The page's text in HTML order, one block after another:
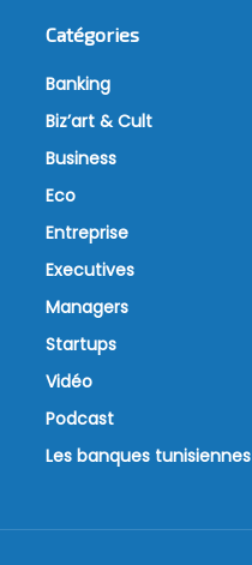
Catégories
Banking
Biz’art & Cult
Business
Eco
Entreprise
Executives
Managers
Startups
Vidéo
Podcast
Les banques tunisiennes